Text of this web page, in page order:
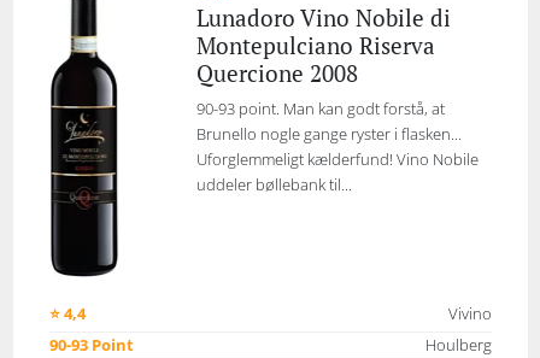
Lunadoro Vino Nobile di
Montepulciano Riserva
Quercione 2008
90-93 point. Man kan godt forstå, at
Brunello nogle gange ryster i flasken...
Uforglemmeligt kælderfund! Vino Nobile
uddeler bøllebank til...
⭐ 4,4
Vivino
90-93 Point
Houlberg